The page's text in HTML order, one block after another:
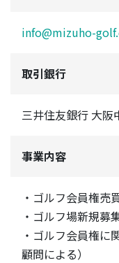
info@mizuho-
取引銀行
三井住友銀行 大阪
事業内容
・ゴルフ会員権売
・ゴルフ場新規募
・ゴルフ会員権に
顧問による）